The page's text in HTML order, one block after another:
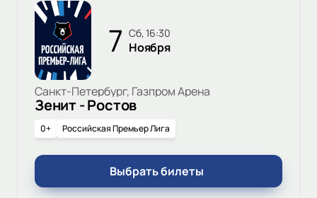
7 сб, 16:30
Ноября
Санкт-Петербург, Газпром Арена
Зенит - Ростов
0+ Российская Премьер Лига
Выбрать билеты